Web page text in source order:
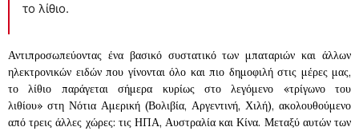
το λίθιο.
Αντιπροσωπεύοντας ένα βασικό συστατικό των μπαταριών και άλλων
ηλεκτρονικών ειδών που γίνονται όλο και πιο δημοφιλή στις μέρες μας,
το λίθιο παράγεται σήμερα κυρίως στο λεγόμενο «τρίγωνο του
λιθίου» στη Νότια Αμερική (Βολιβία, Αργεντινή, Χιλή), ακολουθούμενο
από τρεις άλλες χώρες: τις ΗΠΑ, Αυστραλία και Κίνα. Μεταξύ αυτών των